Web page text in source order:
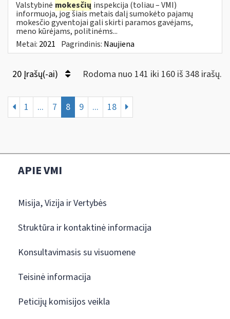
Valstybinė mokesčių inspekcija (toliau – VMI)
informuoja, jog šiais metais dalį sumokėto pajamų
mokesčio gyventojai gali skirti paramos gavėjams,
meno kūrėjams, politinėms...
Metai: 2021 Pagrindinis: Naujiena
20 Įrašų(-ai) Rodoma nuo 141 iki 160 iš 348 irašų.
1 ... 7 8 9 ... 18
APIE VMI
Misija, Vizija ir Vertybės
Struktūra ir kontaktinė informacija
Konsultavimasis su visuomene
Teisinė informacija
Peticijų komisijos veikla